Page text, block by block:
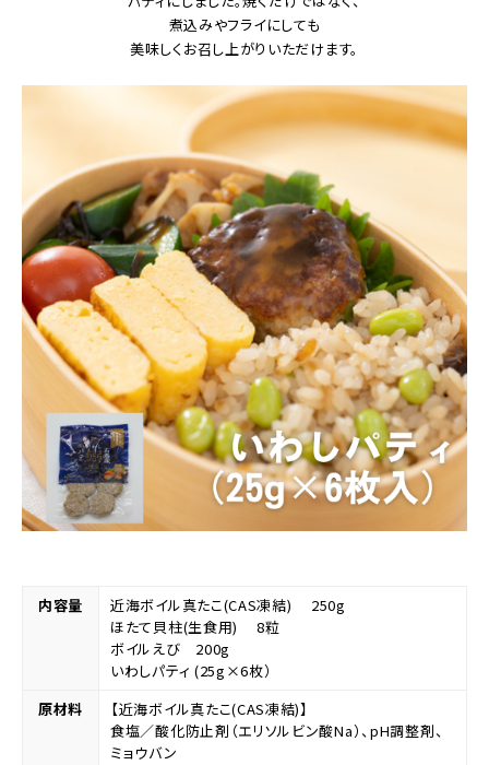
煮込みやフライにしても
美味しくお召し上がりいただけます。
内容量
近海ボイル真たこ(CAS凍結) 250g
ほたて貝柱(生食用) 8粒
ボイルえび 200g
いわしパティ (25g×6枚）
原材料
【近海ボイル真たこ(CAS凍結)】
食塩／酸化防止剤（エリソルビン酸Na）、pH調整剤、
ミョウバン